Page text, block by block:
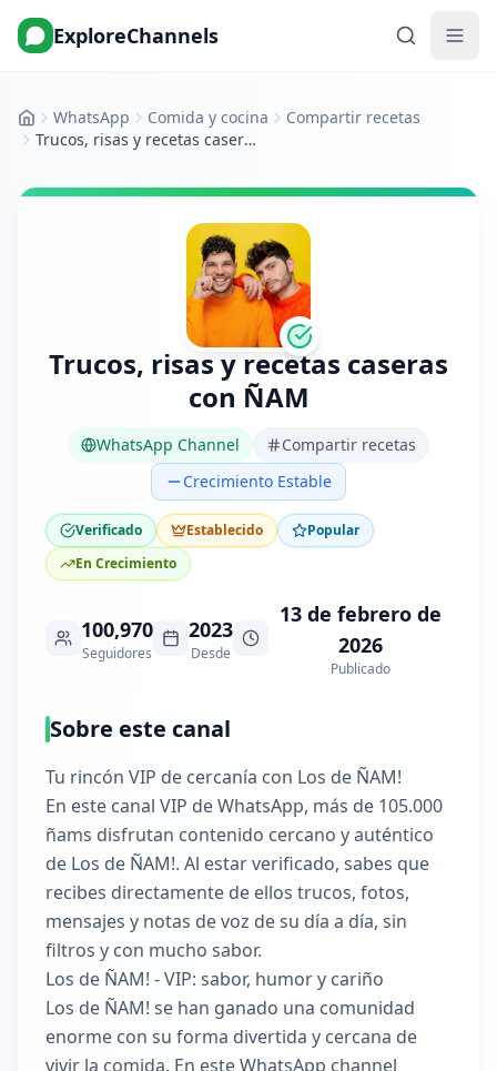
ExploreChannels
InicioWhatsApp Comida y cocina
Compartir recetas
Trucos, risas y recetas caseras con ÑAM
Trucos, risas y recetas caseras
con ÑAM
WhatsApp Channel
Compartir recetas
Crecimiento Estable
Verificado Establecido
Popular
En Crecimiento
100,970
Seguidores
2023
Desde
13 de febrero de
2026
Publicado
Sobre este canal
Tu rincón VIP de cercanía con Los de ÑAM!
En este canal VIP de WhatsApp, más de 105.000
ñams disfrutan contenido cercano y auténtico
de Los de ÑAM!. Al estar verificado, sabes que
recibes directamente de ellos trucos, fotos,
mensajes y notas de voz de su día a día, sin
filtros y con mucho sabor.
Los de ÑAM! - VIP: sabor, humor y cariño
Los de ÑAM! se han ganado una comunidad
enorme con su forma divertida y cercana de
vivir la comida. En este WhatsApp channel